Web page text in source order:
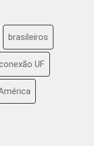
brasileiros
UF